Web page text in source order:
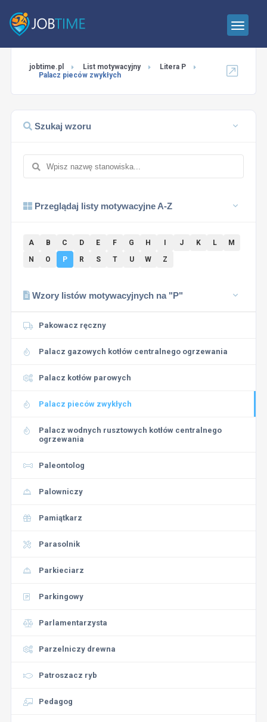
jobtime.pl List motywacyjny
Litera P
Palacz pieców zwykłych
Szukaj wzoru
Przeglądaj listy motywacyjne A-Z
A B C D E F G H J K L
M
N
O P R S T U W Z
Wzory listów motywacyjnych na "P"
Pakowacz ręczny
Palacz gazowych kotłów centralnego ogrzewania
Palacz kotłów parowych
Palacz pieców zwykłych
Palacz wodnych rusztowych kotłów centralnego
ogrzewania
Paleontolog
Palowniczy
Pamiątkarz
Parasolnik
Parkieciarz
Parkingowy
Parlamentarzysta
Parzelniczy drewna
Patroszacz ryb
Pedagog